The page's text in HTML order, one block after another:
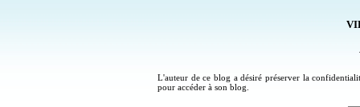
L'auteur de ce blog a désiré préserver la
pour accéder à son blog.